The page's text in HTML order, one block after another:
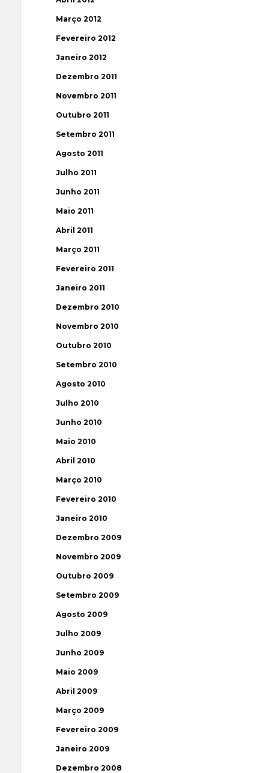
Março 2012
Fevereiro 2012
Janeiro 2012
Dezembro 2011
Novembro 2011
Outubro 2011
Setembro 2011
Agosto 2011
Julho 2011
Junho 2011
Maio 2011
Abril 2011
Março 2011
Fevereiro 2011
Janeiro 2011
Dezembro 2010
Novembro 2010
Outubro 2010
Setembro 2010
Agosto 2010
Julho 2010
Junho 2010
Maio 2010
Abril 2010
Março 2010
Fevereiro 2010
Janeiro 2010
Dezembro 2009
Novembro 2009
Outubro 2009
Setembro 2009
Agosto 2009
Julho 2009
Junho 2009
Maio 2009
Abril 2009
Março 2009
Fevereiro 2009
Janeiro 2009
Dezembro 2008